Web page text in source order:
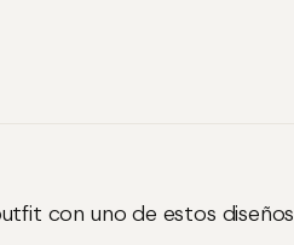
con uno de estos diseños